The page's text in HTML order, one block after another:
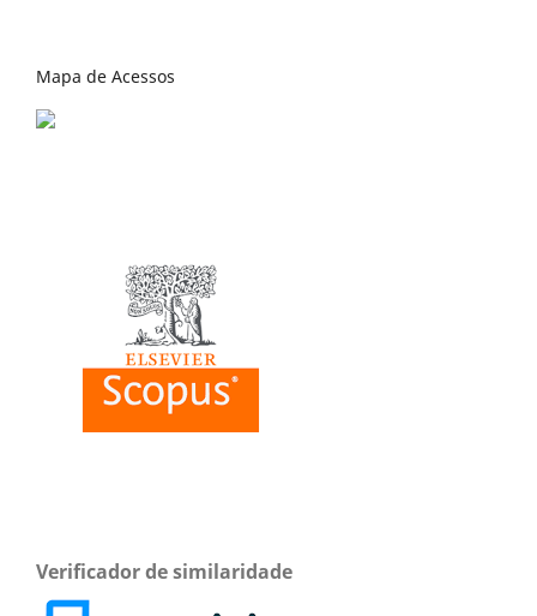
Mapa de Acessos
Verificador de similaridade